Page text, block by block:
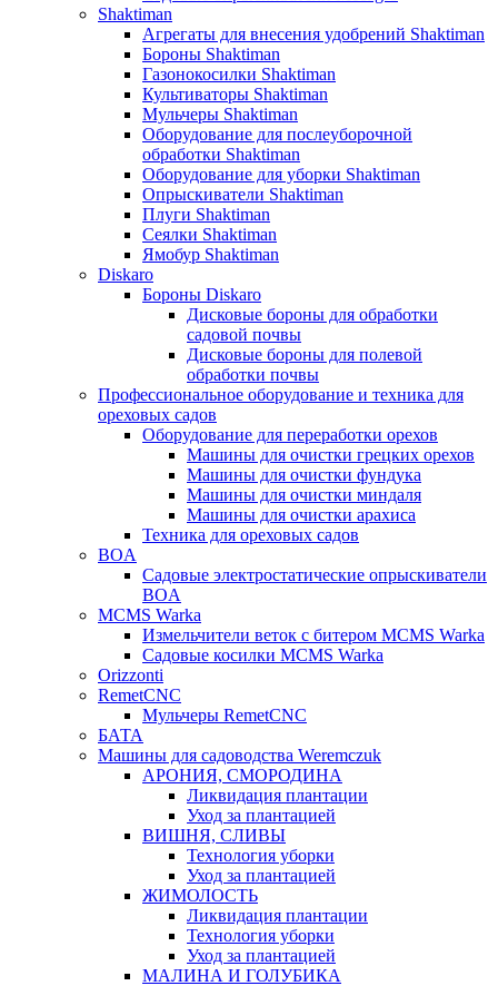
Shaktiman
Агрегаты для внесения удобрений Shaktiman
Бороны Shaktiman
Газонокосилки Shaktiman
Культиваторы Shaktiman
Мульчеры Shaktiman
Оборудование для послеуборочной
обработки Shaktiman
Оборудование для уборки Shaktiman
Опрыскиватели Shaktiman
Плуги Shaktiman
Сеялки Shaktiman
Ямобур Shaktiman
Diskaro
Бороны Diskaro
Дисковые бороны для обработки
садовой почвы
Дисковые бороны для полевой
обработки почвы
Профессиональное оборудование и техника для
ореховых садов
Оборудование для переработки орехов
Машины для очистки грецких орехов
Машины для очистки фундука
Машины для очистки миндаля
Машины для очистки арахиса
Техника для ореховых садов
BOA
Садовые электростатические опрыскиватели
BOA
MCMS Warka
Измельчители веток с битером MCMS Warka
Садовые косилки MCMS Warka
Orizzonti
RemetCNC
Мульчеры RemetCNC
БАТА
Машины для садоводства Weremczuk
АРОНИЯ, СМОРОДИНА
Ликвидация плантации
Уход за плантацией
ВИШНЯ, СЛИВЫ
Технология уборки
Уход за плантацией
ЖИМОЛОСТЬ
Ликвидация плантации
Технология уборки
Уход за плантацией
МАЛИНА И ГОЛУБИКА